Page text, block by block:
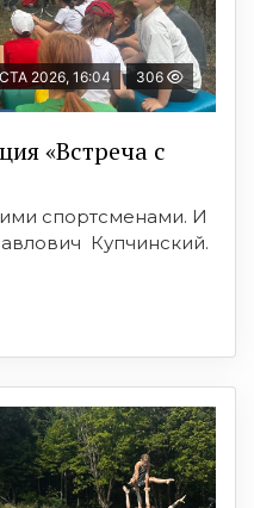
2026, 16:04 306
«Встреча с
спортсменами. И
Купчинский.